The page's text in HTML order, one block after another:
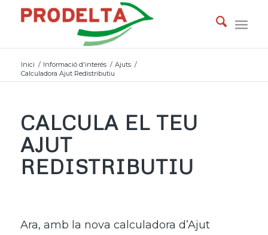
Inici / Informació d'interés / Ajuts /
Calculadora Ajut Redistributiu
CALCULA EL TEU
AJUT
REDISTRIBUTIU
Ara, amb la nova calculadora d’Ajut